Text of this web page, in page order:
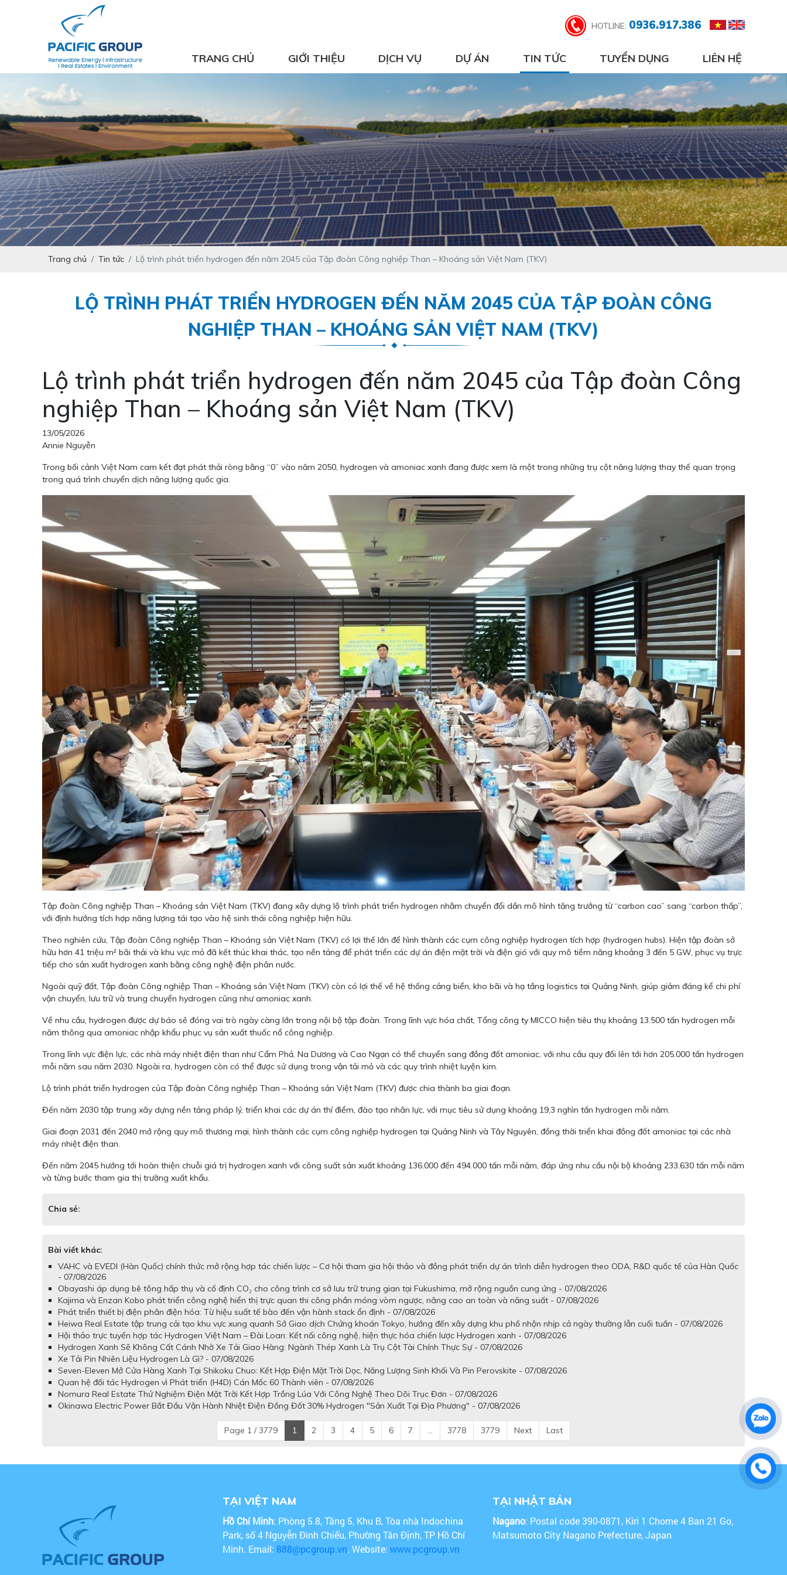
HOTLINE: 0936.917.386
TRANG CHỦ GIỚI THIỆU DỊCH VỤ DỰ ÁN TIN TỨC TUYỂN DỤNG LIÊN HỆ
Trang chủ Tin tức Lộ trình phát triển hydrogen đến năm 2045 của Tập đoàn Công nghiệp Than – Khoáng sản Việt Nam (TKV)
LỘ TRÌNH PHÁT TRIỂN HYDROGEN ĐẾN NĂM 2045 CỦA TẬP ĐOÀN CÔNG
NGHIỆP THAN – KHOÁNG SẢN VIỆT NAM (TKV)
Lộ trình phát triển hydrogen đến năm 2045 của Tập đoàn Công
nghiệp Than – Khoáng sản Việt Nam (TKV)
13/05/2026
Annie Nguyễn
Trong bối cảnh Việt Nam cam kết đạt phát thải ròng bằng “0” vào năm 2050, hydrogen và amoniac xanh đang được xem là một trong những trụ cột năng lượng thay thế quan trọng
trong quá trình chuyển dịch năng lượng quốc gia.
Tập đoàn Công nghiệp Than – Khoáng sản Việt Nam (TKV) đang xây dựng lộ trình phát triển hydrogen nhằm chuyển đổi dần mô hình tăng trưởng từ “carbon cao” sang “carbon thấp”,
với định hướng tích hợp năng lượng tái tạo vào hệ sinh thái công nghiệp hiện hữu.
Theo nghiên cứu, Tập đoàn Công nghiệp Than – Khoáng sản Việt Nam (TKV) có lợi thế lớn để hình thành các cụm công nghiệp hydrogen tích hợp (hydrogen hubs). Hiện tập đoàn sở
hữu hơn 41 triệu m² bãi thải và khu vực mỏ đã kết thúc khai thác, tạo nền tảng để phát triển các dự án điện mặt trời và điện gió với quy mô tiềm năng khoảng 3 đến 5 GW, phục vụ trực
tiếp cho sản xuất hydrogen xanh bằng công nghệ điện phân nước.
Ngoài quỹ đất, Tập đoàn Công nghiệp Than – Khoáng sản Việt Nam (TKV) còn có lợi thế về hệ thống cảng biển, kho bãi và hạ tầng logistics tại Quảng Ninh, giúp giảm đáng kể chi phí
vận chuyển, lưu trữ và trung chuyển hydrogen cũng như amoniac xanh.
Về nhu cầu, hydrogen được dự báo sẽ đóng vai trò ngày càng lớn trong nội bộ tập đoàn. Trong lĩnh vực hóa chất, Tổng công ty MICCO hiện tiêu thụ khoảng 13.500 tấn hydrogen mỗi
năm thông qua amoniac nhập khẩu phục vụ sản xuất thuốc nổ công nghiệp.
Trong lĩnh vực điện lực, các nhà máy nhiệt điện than như Cẩm Phả, Na Dương và Cao Ngạn có thể chuyển sang đồng đốt amoniac, với nhu cầu quy đổi lên tới hơn 205.000 tấn hydrogen
mỗi năm sau năm 2030. Ngoài ra, hydrogen còn có thể được sử dụng trong vận tải mỏ và các quy trình nhiệt luyện kim.
Lộ trình phát triển hydrogen của Tập đoàn Công nghiệp Than – Khoáng sản Việt Nam (TKV) được chia thành ba giai đoạn.
Đến năm 2030 tập trung xây dựng nền tảng pháp lý, triển khai các dự án thí điểm, đào tạo nhân lực, với mục tiêu sử dụng khoảng 19,3 nghìn tấn hydrogen mỗi năm.
Giai đoạn 2031 đến 2040 mở rộng quy mô thương mại, hình thành các cụm công nghiệp hydrogen tại Quảng Ninh và Tây Nguyên, đồng thời triển khai đồng đốt amoniac tại các nhà
máy nhiệt điện than.
Đến năm 2045 hướng tới hoàn thiện chuỗi giá trị hydrogen xanh với công suất sản xuất khoảng 136.000 đến 494.000 tấn mỗi năm, đáp ứng nhu cầu nội bộ khoảng 233.630 tấn mỗi năm
và từng bước tham gia thị trường xuất khẩu.
Chia sẻ:
Bài viết khác:
VAHC và EVEDI (Hàn Quốc) chính thức mở rộng hợp tác chiến lược – Cơ hội tham gia hội thảo và đồng phát triển dự án trình diễn hydrogen theo ODA, R&D quốc tế của Hàn Quốc
- 07/08/2026
Obayashi áp dụng bê tông hấp thụ và cố định CO₂ cho công trình cơ sở lưu trữ trung gian tại Fukushima, mở rộng nguồn cung ứng - 07/08/2026
Kajima và Enzan Kobo phát triển công nghệ hiển thị trực quan thi công phần móng vòm ngược, nâng cao an toàn và năng suất - 07/08/2026
Phát triển thiết bị điện phân điện hóa: Từ hiệu suất tế bào đến vận hành stack ổn định - 07/08/2026
Heiwa Real Estate tập trung cải tạo khu vực xung quanh Sở Giao dịch Chứng khoán Tokyo, hướng đến xây dựng khu phố nhộn nhịp cả ngày thường lẫn cuối tuần - 07/08/2026
Hội thảo trực tuyến hợp tác Hydrogen Việt Nam – Đài Loan: Kết nối công nghệ, hiện thực hóa chiến lược Hydrogen xanh - 07/08/2026
Hydrogen Xanh Sẽ Không Cất Cánh Nhờ Xe Tải Giao Hàng: Ngành Thép Xanh Là Trụ Cột Tài Chính Thực Sự - 07/08/2026
Xe Tải Pin Nhiên Liệu Hydrogen Là Gì? - 07/08/2026
Seven-Eleven Mở Cửa Hàng Xanh Tại Shikoku Chuo: Kết Hợp Điện Mặt Trời Dọc, Năng Lượng Sinh Khối Và Pin Perovskite - 07/08/2026
Quan hệ đối tác Hydrogen vì Phát triển (H4D) Cán Mốc 60 Thành viên - 07/08/2026
Nomura Real Estate Thử Nghiệm Điện Mặt Trời Kết Hợp Trồng Lúa Với Công Nghệ Theo Dõi Trục Đơn - 07/08/2026
Okinawa Electric Power Bắt Đầu Vận Hành Nhiệt Điện Đồng Đốt 30% Hydrogen "Sản Xuất Tại Địa Phương" - 07/08/2026
Page 1 / 3779 1 2 3 4 5 6 7 ... 3778 3779 Next Last
TẠI VIỆT NAM
Hồ Chí Minh: Phòng 5.8, Tầng 5, Khu B, Tòa nhà Indochina
Park, số 4 Nguyễn Đình Chiểu, Phường Tân Định, TP Hồ Chí
Minh. Email: 888@pcgroup.vn. Website: www.pcgroup.vn
TẠI NHẬT BẢN
Nagano: Postal code 390-0871, Kiri 1 Chome 4 Ban 21 Go,
Matsumoto City Nagano Prefecture, Japan